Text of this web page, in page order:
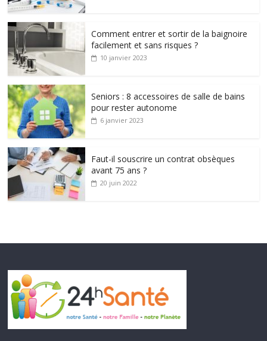
Comment entrer et sortir de la baignoire
facilement et sans risques ?
10 janvier 2023
Seniors : 8 accessoires de salle de bains
pour rester autonome
6 janvier 2023
Faut-il souscrire un contrat obsèques
avant 75 ans ?
20 juin 2022